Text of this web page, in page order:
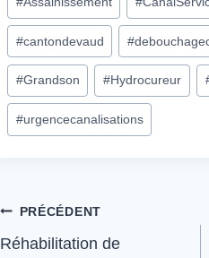
#cantondevaud #
#Grandson #Hydrocureur
#urgencecanalisations
PRÉCÉDENT
Réhabilitation de